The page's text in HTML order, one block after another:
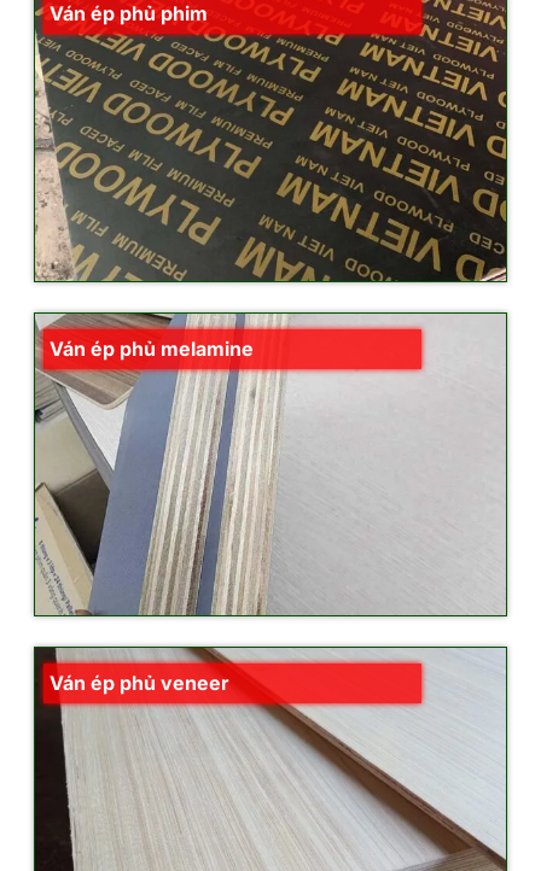
Ván ép phủ phim
Ván ép phủ melamine
Ván ép phủ veneer